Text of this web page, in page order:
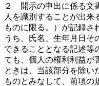
２ 開示の申出に係る文
人を識別することが出来
ものに限る。）が記録さ
うち、氏名、生年月日そ
できることとなる記述等
ても、個人の権利利益が
ときは、当該部分を除い
ものとみなして、前項の